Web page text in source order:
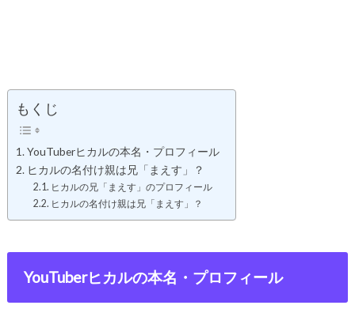
もくじ
YouTuberヒカルの本名・プロフィール
ヒカルの名付け親は兄「まえす」？
ヒカルの兄「まえす」のプロフィール
ヒカルの名付け親は兄「まえす」？
YouTuberヒカルの本名・プロフィール